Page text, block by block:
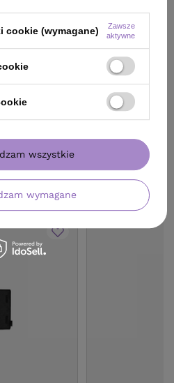
30 dni przed
Najniższa cena
wprowadzeniem
Cena katalogowa:
cookie (wymagane)
Zawsze
aktywne
wymagane
wszystkie